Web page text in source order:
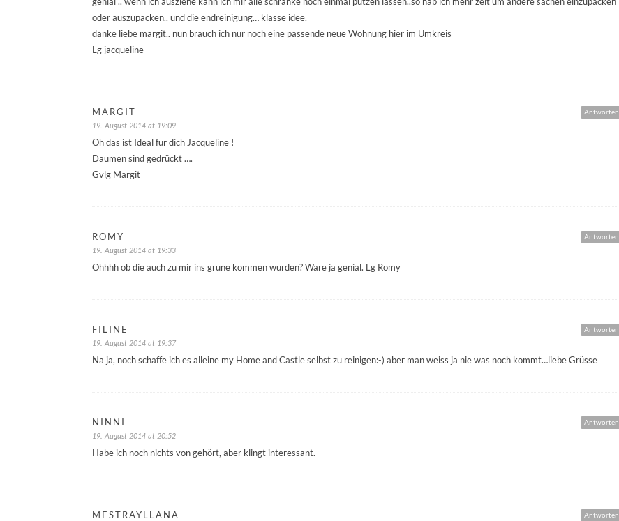
oder auszupacken.. und die endreinigung… klasse idee.
danke liebe margit.. nun brauch ich nur noch eine passende neue Wohnung hier im Umkreis
Lg jacqueline
Antworten
MARGIT
19. August 2014 at 19:09
Oh das ist Ideal für dich Jacqueline !
Daumen sind gedrückt ….
Gvlg Margit
Antworten
ROMY
19. August 2014 at 19:33
Ohhhh ob die auch zu mir ins grüne kommen würden? Wäre ja genial. Lg Romy
Antworten
FILINE
19. August 2014 at 19:37
Na ja, noch schaffe ich es alleine my Home and Castle selbst zu reinigen:-) aber man weiss ja nie was noch kommt…liebe Grüsse
Antworten
NINNI
19. August 2014 at 20:52
Habe ich noch nichts von gehört, aber klingt interessant.
Antworten
MESTRAYLLANA